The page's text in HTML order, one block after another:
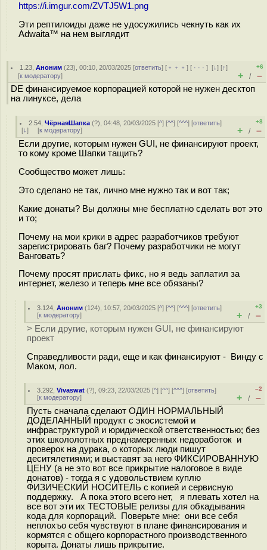
https://i.imgur.com/ZVTJ5W1.png
Эти рептилоиды даже не удосужились чекнуть как их
Adwaita™ на нем выглядит
1.23 ,Аноним (23), 00:10, 20/03/2025 [ответить] [ ﹢﹢﹢] [ · · ·][↓] [↑]
[к модератору]
+6
+ / –
DE финансируемое корпорацией которой не нужен десктоп
на линуксе, дела
2.54 ,ЧёрнаяШапка (?), 04:48, 20/03/2025 [^] [^^] [^^^] [ответить]
[↓] [к модератору]
+8
+ / –
Если другие, которым нужен GUI, не финансируют проект,
то кому кроме Шапки тащить?
Сообщество может лишь:
Это сделано не так, лично мне нужно так и вот так;
Какие донаты? Вы должны мне бесплатно сделать вот это
и то;
Почему на мои крики в адрес разработчиков требуют
зарегистрировать баг? Почему разработчики не могут
Ванговать?
Почему просят прислать фикс, но я ведь заплатил за
интернет, железо и теперь мне все обязаны?
3.124 ,Аноним (124), 10:57, 20/03/2025 [^] [^^] [^^^] [ответить]
[к модератору]
+3
+ / –
> Если другие, которым нужен GUI, не финансируют
проект
Справедливости ради, еще и как финансируют - Винду с
Маком, лол.
3.292 ,Vivaswat (?), 09:23, 22/03/2025 [^] [^^] [^^^] [ответить]
[к модератору]
–2
+ / –
Пусть сначала сделают ОДИН НОРМАЛЬНЫЙ
ДОДЕЛАННЫЙ продукт с экосистемой и
инфраструктурой и юридической ответственностью; без
этих школолотных преднамеренных недоработок и
проверок на дурака, о которых люди пишут
деситялетиями; и выставят за него ФИКСИРОВАННУЮ
ЦЕНУ (а не это вот все прикрытие налоговое в виде
донатов) - тогда я с удовольствием куплю
ФИЗИЧЕСКИЙ НОСИТЕЛЬ с копией и сервисную
поддержку. А пока этого всего нет, я плевать хотел на
все вот эти их ТЕСТОВЫЕ релизы для обкадывания
кода для корпораций. Поверьте мне: они все себя
неплохъо себя чувствуют в плане финансирования и
кормятся с общего корпорастного производственного
корыта. Донаты лишь прикрытие.